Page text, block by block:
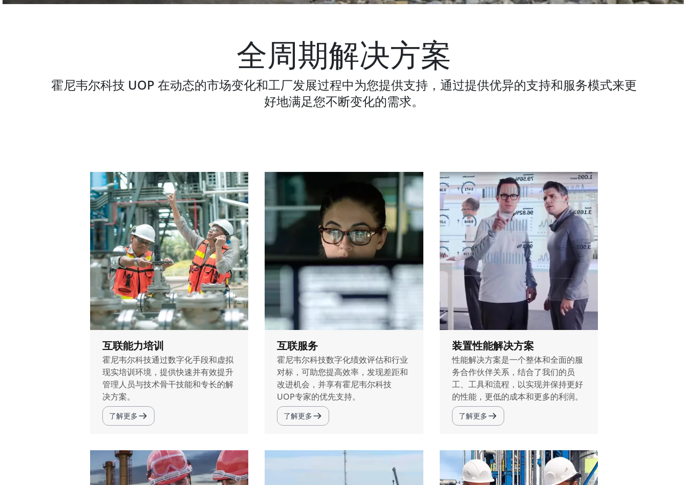
全周期解决方案
霍尼韦尔科技 UOP 在动态的市场变化和工厂发展过程中为您提供支持，通过提供优异的支持和服务模式来更
好地满足您不断变化的需求。
互联能力培训
霍尼韦尔科技通过数字化手段和虚拟
现实培训环境，提供快速并有效提升
管理人员与技术骨干技能和专长的解
决方案。
了解更多
互联服务
霍尼韦尔科技数字化绩效评估和行业
对标，可助您提高效率，发现差距和
改进机会，并享有霍尼韦尔科技
UOP专家的优先支持。
了解更多
装置性能解决方案
性能解决方案是一个整体和全面的服
务合作伙伴关系，结合了我们的员
工、工具和流程，以实现并保持更好
的性能，更低的成本和更多的利润。
了解更多